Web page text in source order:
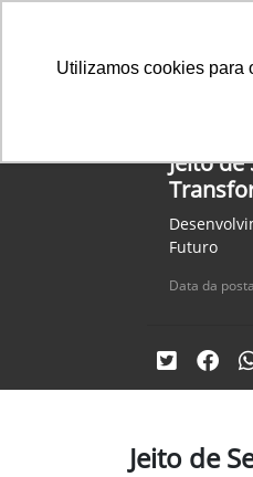
Utilizamos cookies para
Jeito de
Futuro
Data da
Jeito de